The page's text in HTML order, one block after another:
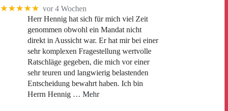
★★★★★ vor 4 Wochen
Herr Hennig hat sich für mich viel Zeit
genommen obwohl ein Mandat nicht
direkt in Aussicht war. Er hat mir bei einer
sehr komplexen Fragestellung wertvolle
Ratschläge gegeben, die mich vor einer
sehr teuren und langwierig belastenden
Entscheidung bewahrt haben. Ich bin
Herrn Hennig … Mehr